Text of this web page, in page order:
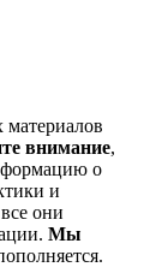
внимание,
о
и
они
Мы